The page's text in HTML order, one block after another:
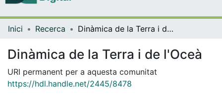
Navega per tot el DD
Com publicar
Contacte
Inici Recerca Dinàmica de la Terra i de l'Oceà
Dinàmica de la Terra i de l'Oceà
URI permanent per a aquesta comunitat
https://hdl.handle.net/2445/8478